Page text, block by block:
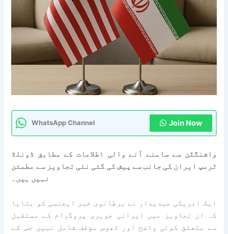
WhatsApp Channel Join Now
واشنگٹن سے سامنے آنے والی اطلاعات کے مطابق ڈونلڈ
ٹرمپ ایران کی جانب سے پیش کی گئی نئی تجاویز سے مطمئن
نہیں ہیں۔
ایک امریکی عہدیدار نے برطانوی خبر ایجنسی کو بتایا
کہ ان تجاویز میں ایرانی جوہری پروگرام کے مستقبل
سے متعلق کوئی واضح اور ٹھوس مؤقف شامل نہیں جس کے